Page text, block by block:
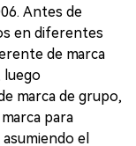
Antes de
en diferentes
de marca
luego
marca de grupo,
para
el